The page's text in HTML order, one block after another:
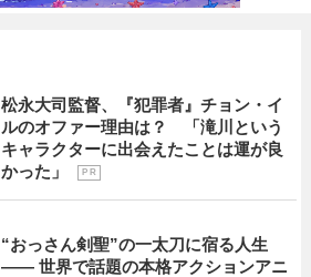
松永大司監督、『犯罪者』チョン・イ
ルのオファー理由は？ 「滝川という
キャラクターに出会えたことは運が良
かった」
P R
“おっさん剣聖”の一太刀に宿る人生
―― 世界で話題の本格アクションアニ